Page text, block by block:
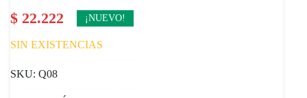
$ 22.222 ¡NUEVO!
SIN EXISTENCIAS
SKU: Q08